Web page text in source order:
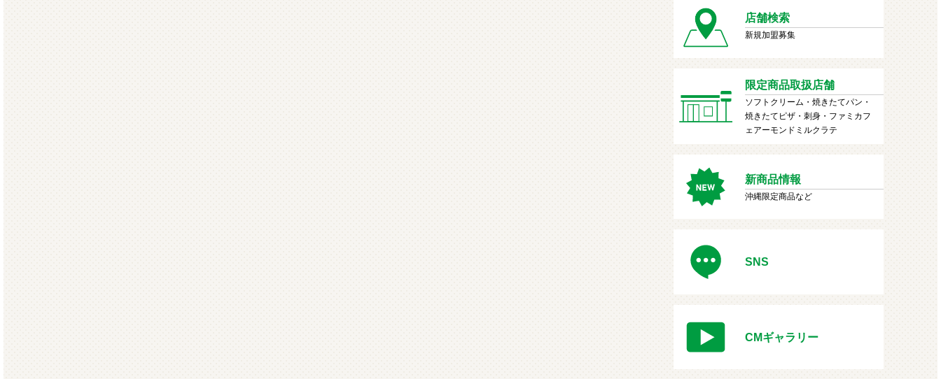
店舗検索
新規加盟募集
限定商品取扱店舗
ソフトクリーム・焼きたてパン・
焼きたてピザ・刺身・ファミカフ
ェアーモンドミルクラテ
新商品情報
沖縄限定商品など
SNS
CMギャラリー